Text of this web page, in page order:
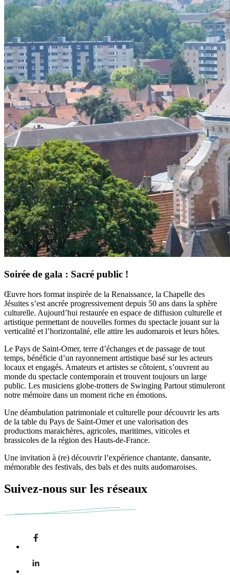
Soirée de gala : Sacré public !
Œuvre hors format inspirée de la Renaissance, la Chapelle des
Jésuites s’est ancrée progressivement depuis 50 ans dans la sphère
culturelle. Aujourd’hui restaurée en espace de diffusion culturelle et
artistique permettant de nouvelles formes du spectacle jouant sur la
verticalité et l’horizontalité, elle attire les audomarois et leurs hôtes.
Le Pays de Saint-Omer, terre d’échanges et de passage de tout
temps, bénéficie d’un rayonnement artistique basé sur les acteurs
locaux et engagés. Amateurs et artistes se côtoient, s’ouvrent au
monde du spectacle contemporain et trouvent toujours un large
public. Les musiciens globe-trotters de Swinging Partout stimuleront
notre mémoire dans un moment riche en émotions.
Une déambulation patrimoniale et culturelle pour découvrir les arts
de la table du Pays de Saint-Omer et une valorisation des
productions maraichères, agricoles, maritimes, viticoles et
brassicoles de la région des Hauts-de-France.
Une invitation à (re) découvrir l’expérience chantante, dansante,
mémorable des festivals, des bals et des nuits audomaroises.
Suivez-nous sur les réseaux